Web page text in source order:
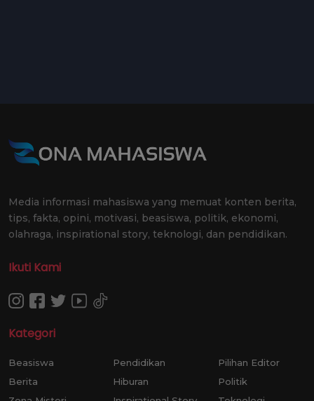
Media informasi mahasiswa yang memuat konten berita,
tips, fakta, opini, motivasi, beasiswa, politik, ekonomi,
olahraga, inspirational story, teknologi, dan pendidikan.
Ikuti Kami
Kategori
Beasiswa
Berita
Pendidikan
Hiburan
Pilihan Editor
Politik